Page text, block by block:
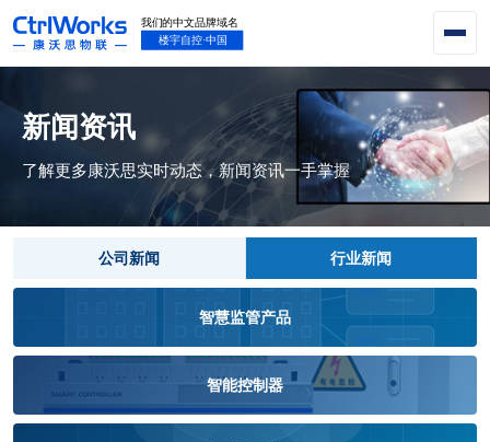
新闻资讯
了解更多康沃思实时动态，新闻资讯一手掌握
公司新闻 行业新闻
智慧监管产品
智能控制器